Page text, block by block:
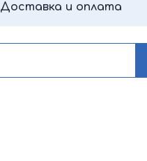
Доставка и оплата